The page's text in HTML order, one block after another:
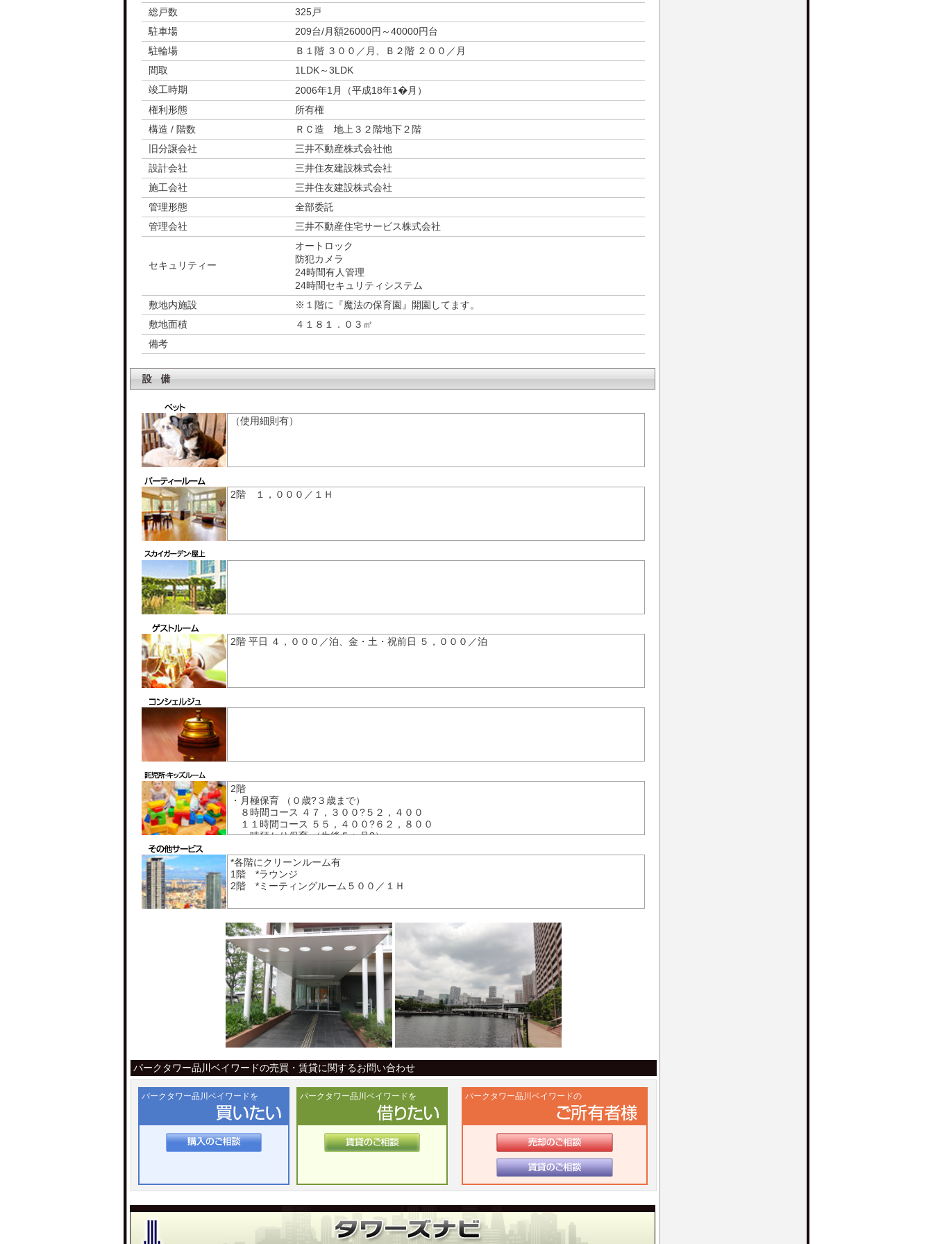
総戸数
325戸
駐車場
209台/月額26000円～40000円台
駐輪場
Ｂ１階 ３００／月、Ｂ２階 ２００／月
間取
1LDK～3LDK
竣工時期
2006年1月（平成18年1�月）
権利形態
所有権
構造 / 階数
ＲＣ造 地上３２階地下２階
旧分譲会社
三井不動産株式会社他
設計会社
三井住友建設株式会社
施工会社
三井住友建設株式会社
管理形態
全部委託
管理会社
三井不動産住宅サービス株式会社
セキュリティー
オートロック
防犯カメラ
24時間有人管理
24時間セキュリティシステム
敷地内施設
※１階に『魔法の保育園』開園してます。
敷地面積
４１８１．０３㎡
備考
（使用細則有）
2階 １，０００／１Ｈ
2階 平日 ４，０００／泊、金・土・祝前日 ５，０００／泊
2階
・月極保育 （０歳?３歳まで）
８時間コース ４７，３００?５２，４００
１１時間コース ５５，４００?６２，８００
・一時預かり保育 （生後５ヶ月?）
・家庭保育（ベビーシッターサービスなど）
*各階にクリーンルーム有
1階 *ラウンジ
2階 *ミーティングルーム５００／１Ｈ
パークタワー品川ベイワードの売買・賃貸に関するお問い合わせ
パークタワー品川ベイワードを パークタワー品川ベイワードを パークタワー品川ベイワードの